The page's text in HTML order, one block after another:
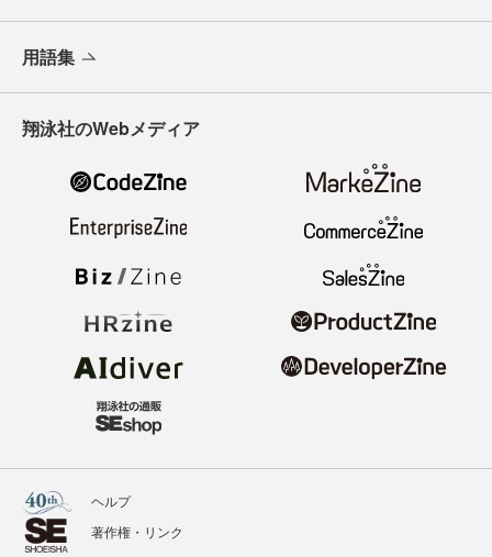
用語集
翔泳社のWebメディア
ヘルプ
著作権・リンク